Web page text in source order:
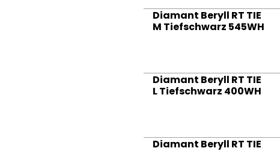
Diamant Beryll RT TIE
M Tiefschwarz 545WH
Diamant Beryll RT TIE
L Tiefschwarz 400WH
Diamant Beryll RT TIE